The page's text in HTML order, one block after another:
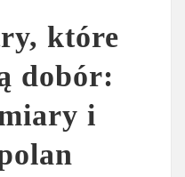
które
dobór:
i